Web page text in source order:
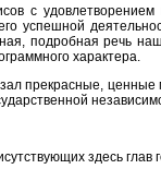
с
успешной
подробная речь
характера.
прекрасные, ценные
здесь